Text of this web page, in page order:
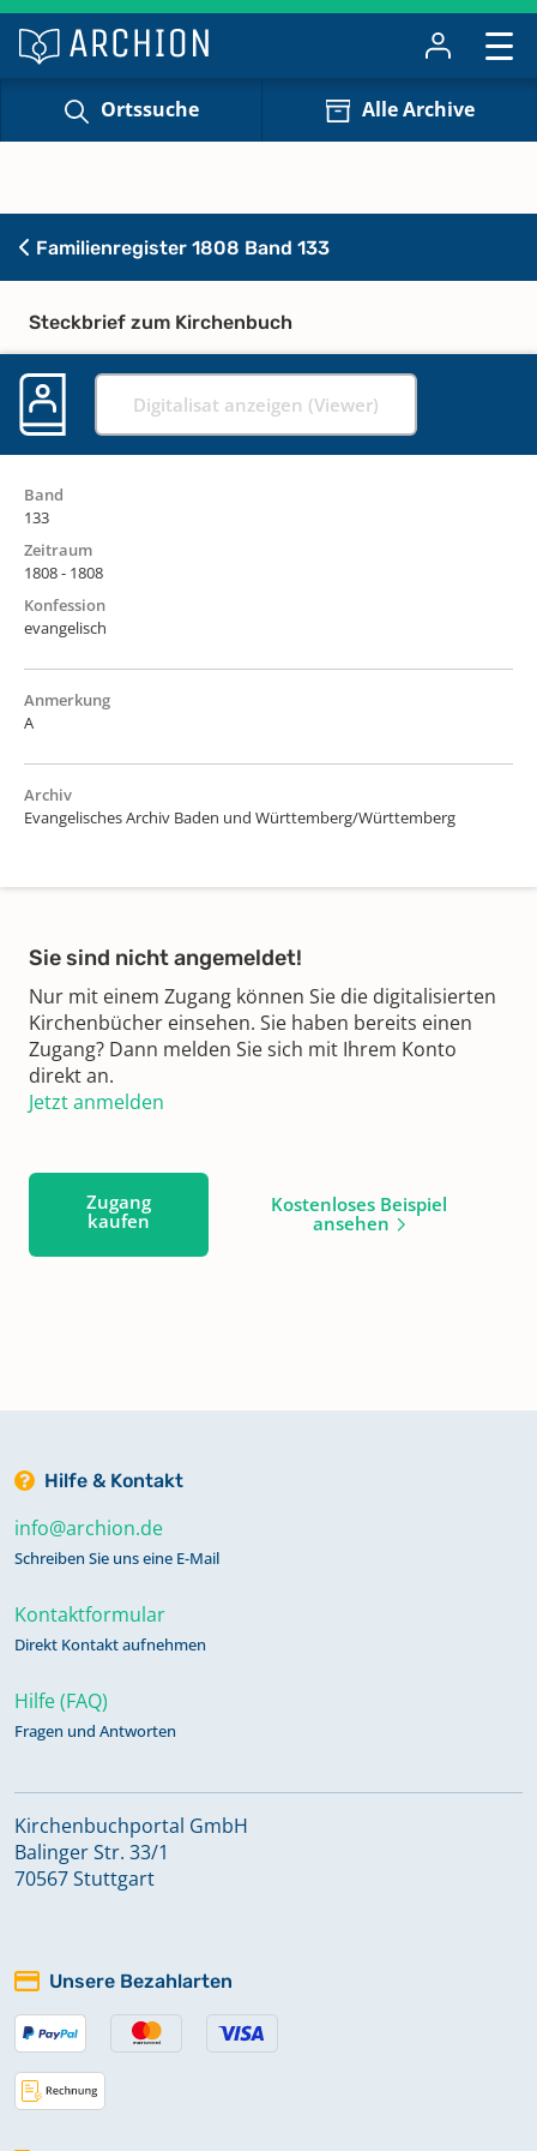
Ortssuche Alle Archive
Familienregister 1808 Band 133
Steckbrief zum Kirchenbuch
Digitalisat anzeigen (Viewer)
Band
133
Zeitraum
1808 - 1808
Konfession
evangelisch
Anmerkung
A
Archiv
Evangelisches Archiv Baden und Württemberg/Württemberg
Sie sind nicht angemeldet!
Nur mit einem Zugang können Sie die digitalisierten
Kirchenbücher einsehen. Sie haben bereits einen
Zugang? Dann melden Sie sich mit Ihrem Konto
direkt an.
Jetzt anmelden
Zugang
kaufen
Kostenloses Beispiel
ansehen
Hilfe & Kontakt
info@archion.de
Schreiben Sie uns eine E-Mail
Kontaktformular
Direkt Kontakt aufnehmen
Hilfe (FAQ)
Fragen und Antworten
Kirchenbuchportal GmbH
Balinger Str. 33/1
70567 Stuttgart
Unsere Bezahlarten